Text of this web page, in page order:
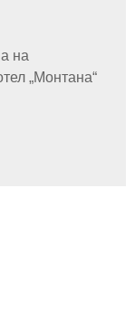
на
„Монтана“